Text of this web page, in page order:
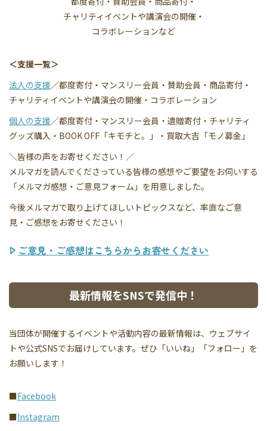
チャリティイベントや講演会の開催・
コラボレーションなど
＜支援一覧＞
法人の支援／都度寄付・マンスリー会員・賛助会員・商品寄付・
チャリティイベントや講演会の開催・コラボレーション
個人の支援／都度寄付・マンスリー会員・遺贈寄付・チャリティ
グッズ購入・BOOK OFF「キモチと。」・買取大吉「モノ募金」
＼皆様の声をお寄せください！／
メルマガを読んでくださっている皆様の感想やご要望をお伺いする
「メルマガ感想・ご意見フォーム」を用意しました。
今後メルマガで取り上げてほしいトピックスなど、率直なご意
見・ご感想をお寄せください！
ご意見・ご感想はこちらからお寄せください
最新情報をSNSで発信中！
当団体が開催するイベントや活動内容の最新情報は、ウェブサイ
トや公式SNSでお届けしています。ぜひ「いいね」「フォロー」を
お願いします！
■Facebook
■Instagram